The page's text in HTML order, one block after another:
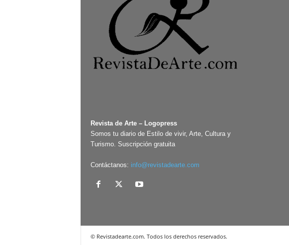
Revista de Arte – Logopress
Somos tu diario de Estilo de vivir, Arte, Cultura y
Turismo. Suscripción gratuita
Contáctanos: info@revistadearte.com
© Revistadearte.com. Todos los derechos reservados.